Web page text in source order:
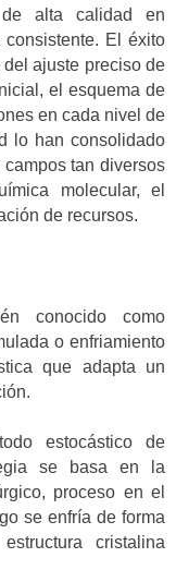
de alta calidad en
El éxito
ajuste preciso de
el esquema de
en cada nivel de
lo han consolidado
tan diversos
molecular, el
de recursos.
conocido como
o enfriamiento
que adapta un
estocástico de
se basa en la
proceso en el
se enfría de forma
cristalina